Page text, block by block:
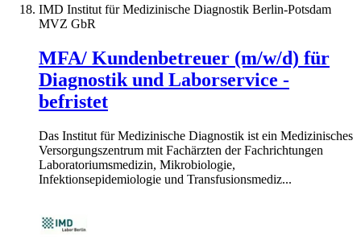
IMD Institut für Medizinische Diagnostik Berlin-Potsdam
MVZ GbR
MFA/ Kundenbetreuer (m/w/d) für
Diagnostik und Laborservice -
befristet
Das Institut für Medizinische Diagnostik ist ein Medizinisches
Versorgungszentrum mit Fachärzten der Fachrichtungen
Laboratoriumsmedizin, Mikrobiologie,
Infektionsepidemiologie und Transfusionsmediz...